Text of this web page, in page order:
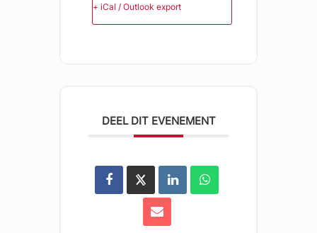
+ iCal / Outlook export
DEEL DIT EVENEMENT